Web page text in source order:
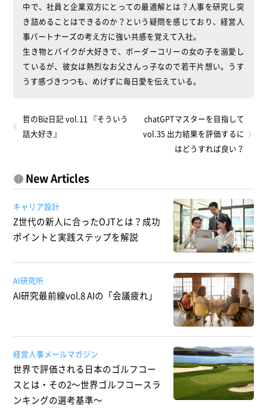
中で、社員と企業双方にとっての最適解とは？人事を研究し突
き詰めることはできるのか？という疑問を感じており、経営人
事パートナーズの考え方に強い共感を覚えて入社。
生き物とバイクが大好きで、ボーダーコリーの女の子を溺愛し
ているが、彼女は熱烈なお父さんっ子なので若干片想い。うす
うす感づきつつも、めげずに毎日愛を伝えている。
chatGPTマスターを目指して
vol.35 出力結果を評価するに
はどうすれば良い？
哲のBiz日記 vol.11 『そういう
話大好き』
New Articles
キャリア設計
Z世代の新人に合ったOJTとは？成功
ポイントと実践ステップを解説
AI研究所
AI研究最前線vol.8 AIの「会議疲れ」
経営人事メールマガジン
世界で評価される日本のゴルフコー
スとは・その2～世界ゴルフコースラ
ンキングの選考基準～